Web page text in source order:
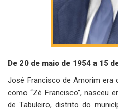
De 20 de maio de 1954 a 15
José Francisco de Amorim era
como “Zé Francisco”, nasceu
de Tabuleiro, distrito do